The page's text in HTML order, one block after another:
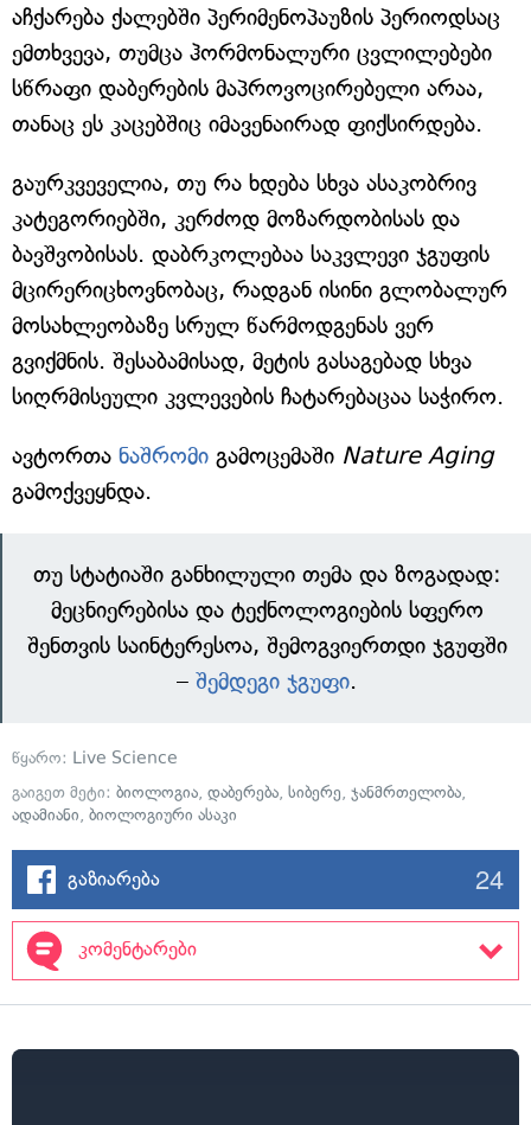
აჩქარება ქალებში პერიმენოპაუზის პერიოდსაც
ემთხვევა, თუმცა ჰორმონალური ცვლილებები
სწრაფი დაბერების მაპროვოცირებელი არაა,
თანაც ეს კაცებშიც იმავენაირად ფიქსირდება.
გაურკვეველია, თუ რა ხდება სხვა ასაკობრივ
კატეგორიებში, კერძოდ მოზარდობისას და
ბავშვობისას. დაბრკოლებაა საკვლევი ჯგუფის
მცირერიცხოვნობაც, რადგან ისინი გლობალურ
მოსახლეობაზე სრულ წარმოდგენას ვერ
გვიქმნის. შესაბამისად, მეტის გასაგებად სხვა
სიღრმისეული კვლევების ჩატარებაცაა საჭირო.
ავტორთა ნაშრომი გამოცემაში Nature Aging
გამოქვეყნდა.
თუ სტატიაში განხილული თემა და ზოგადად:
მეცნიერებისა და ტექნოლოგიების სფერო
შენთვის საინტერესოა, შემოგვიერთდი ჯგუფში
– შემდეგი ჯგუფი.
წყარო: Live Science
გაიგეთ მეტი: ბიოლოგია, დაბერება, სიბერე, ჯანმრთელობა,
ადამიანი, ბიოლოგიური ასაკი
გაზიარება 24
კომენტარები